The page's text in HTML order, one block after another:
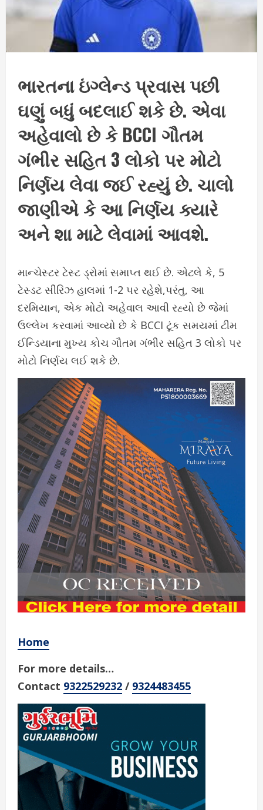
ભારતના ઇંગ્લેન્ડ પ્રવાસ પછી
ઘણું બધું બદલાઈ શકે છે. એવા
અહેવાલો છે કે BCCI ગૌતમ
ગંભીર સહિત 3 લોકો પર મોટો
નિર્ણય લેવા જઈ રહ્યું છે. ચાલો
જાણીએ કે આ નિર્ણય ક્યારે
અને શા માટે લેવામાં આવશે.
માન્ચેસ્ટર ટેસ્ટ ડ્રોમાં સમાપ્ત થઈ છે. એટલે કે, 5
ટેસ્ડટ સીરિઝ હાલમાં 1-2 પર રહેશે,પરંતુ, આ
દરમિયાન, એક મોટો અહેવાલ આવી રહ્યો છે જેમાં
ઉલ્લેખ કરવામાં આવ્યો છે કે BCCI ટૂંક સમયમાં ટીમ
ઈન્ડિયાના મુખ્ય કોચ ગૌતમ ગંભીર સહિત 3 લોકો પર
મોટો નિર્ણય લઈ શકે છે.
Home
For more details…
Contact 9322529232 / 9324483455